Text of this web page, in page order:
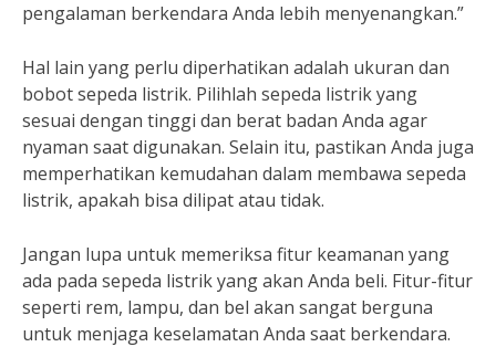
pengalaman berkendara Anda lebih menyenangkan.”
Hal lain yang perlu diperhatikan adalah ukuran dan
bobot sepeda listrik. Pilihlah sepeda listrik yang
sesuai dengan tinggi dan berat badan Anda agar
nyaman saat digunakan. Selain itu, pastikan Anda juga
memperhatikan kemudahan dalam membawa sepeda
listrik, apakah bisa dilipat atau tidak.
Jangan lupa untuk memeriksa fitur keamanan yang
ada pada sepeda listrik yang akan Anda beli. Fitur-fitur
seperti rem, lampu, dan bel akan sangat berguna
untuk menjaga keselamatan Anda saat berkendara.